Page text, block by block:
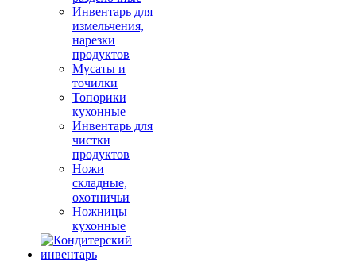
Инвентарь для
измельчения,
нарезки
продуктов
Мусаты и
точилки
Топорики
кухонные
Инвентарь для
чистки
продуктов
Ножи
складные,
охотничьи
Ножницы
кухонные